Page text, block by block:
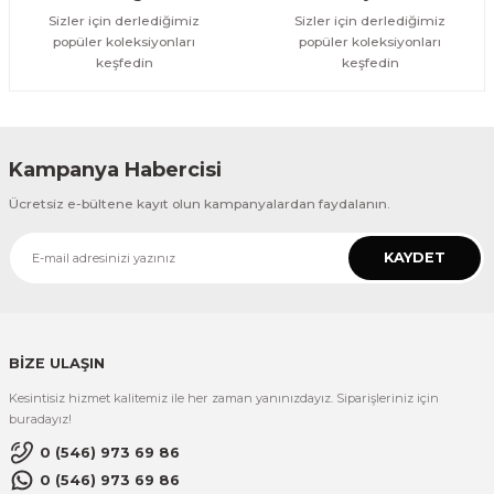
Sizler için derlediğimiz
popüler koleksiyonları
keşfedin
Sizler için derlediğimiz
popüler koleksiyonları
keşfedin
Kampanya Habercisi
Ücretsiz e-bültene kayıt olun kampanyalardan faydalanın.
KAYDET
BİZE ULAŞIN
Kesintisiz hizmet kalitemiz ile her zaman yanınızdayız. Siparişleriniz için
buradayız!
0 (546) 973 69 86
0 (546) 973 69 86